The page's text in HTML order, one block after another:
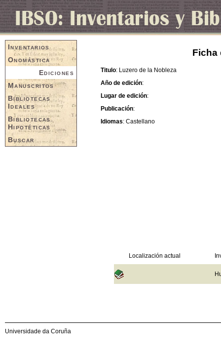
Inventarios
Onomástica
Ediciones
Manuscritos
Bibliotecas
Ideales
Bibliotecas
Hipotéticas
Buscar
Ficha
Titulo: Luzero de la Nobleza
Año de edición:
Lugar de edición:
Publicación:
Idiomas: Castellano
Localización actual
Universidade da Coruña